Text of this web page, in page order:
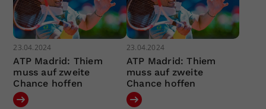
23.04.2024
ATP Madrid: Thiem
muss auf zweite
Chance hoffen
23.04.2024
ATP Madrid: Thiem
muss auf zweite
Chance hoffen